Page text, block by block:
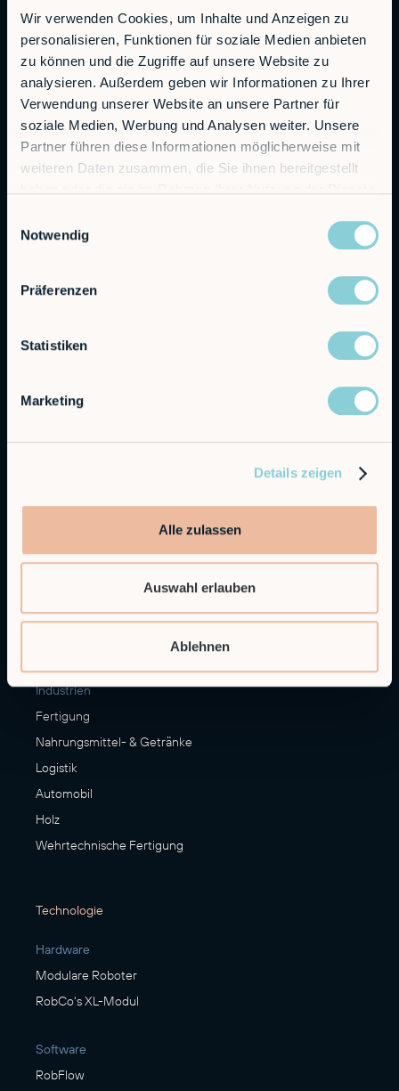
Wir verwenden Cookies, um Inhalte und Anzeigen zu
personalisieren, Funktionen für soziale Medien anbieten
zu können und die Zugriffe auf unsere Website zu
analysieren. Außerdem geben wir Informationen zu Ihrer
Verwendung unserer Website an unsere Partner für
soziale Medien, Werbung und Analysen weiter. Unsere
Partner führen diese Informationen möglicherweise mit
weiteren Daten zusammen, die Sie ihnen bereitgestellt
Notwendig
Präferenzen
Statistiken
Marketing
Details zeigen
Alle zulassen
Auswahl erlauben
Ablehnen
RobCo GmbH
80333 München
Allgemeine Anfragen
info@robco.de
+49 89 94424076
support@robco.de
Lösungen
Embedded Robotics
CNC Maschinen Be- und Entladen
Palettieren
Veredelung
Industrien
Fertigung
Nahrungsmittel- & Getränke
Logistik
Automobil
Holz
Wehrtechnische Fertigung
Technologie
Hardware
Modulare Roboter
RobCo's XL-Modul
Software
RobFlow